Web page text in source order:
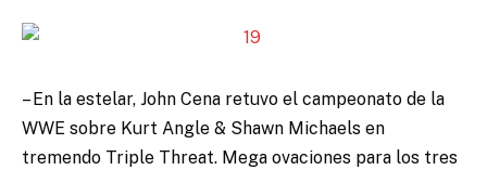
– En la estelar, John Cena retuvo el campeonato de la
WWE sobre Kurt Angle & Shawn Michaels en
tremendo Triple Threat. Mega ovaciones para los tres